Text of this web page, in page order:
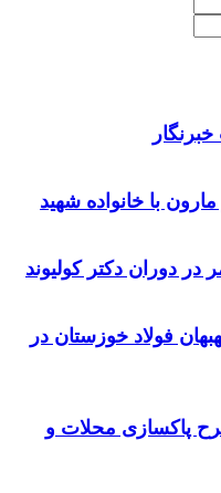
با خانواده شهید
در دوران دکتر کولیوند
فولاد خوزستان در
در طرح پاکسازی محلات و